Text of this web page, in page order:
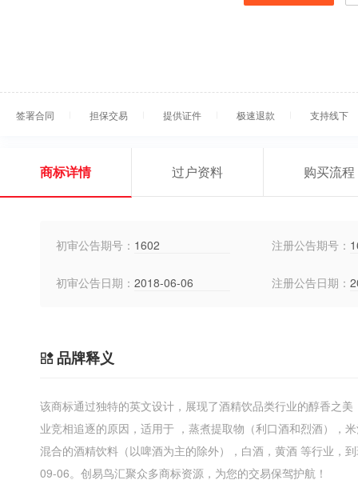
签署合同 担保交易 提供证件 极速退款 支持线下
商标详情 过户资料 购买流程
初审公告期号： 1602 注册公告期号：
初审公告日期： 2018-06-06 注册公告日期：
品牌释义
该商标通过独特的英文设计，展现了酒精饮品类行业的醇香之
业竞相追逐的原因，适用于 ，蒸煮提取物（利口酒和烈酒），
混合的酒精饮料（以啤酒为主的除外），白酒，黄酒 等行业，
09-06。创易鸟汇聚众多商标资源，为您的交易保驾护航！